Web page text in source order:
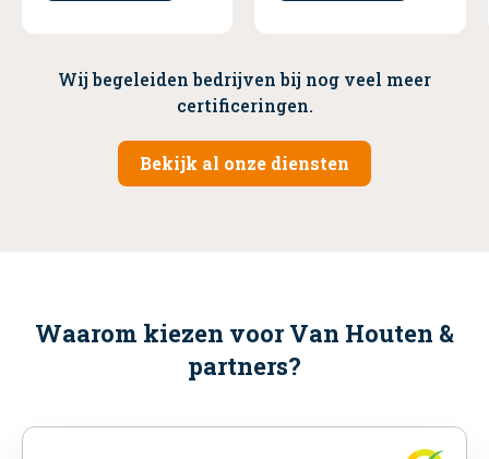
Wij begeleiden bedrijven bij nog veel meer
certificeringen.
Bekijk al onze diensten
Waarom kiezen voor Van Houten &
partners?